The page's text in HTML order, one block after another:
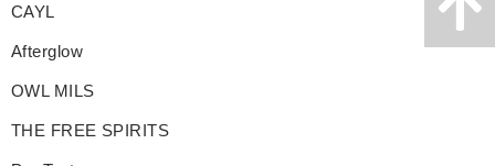
CAYL
Afterglow
OWL MILS
THE FREE SPIRITS